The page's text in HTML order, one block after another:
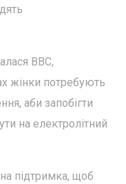
ВВС,
жінки потребують
аби запобігти
на електролітний
підтримка, щоб